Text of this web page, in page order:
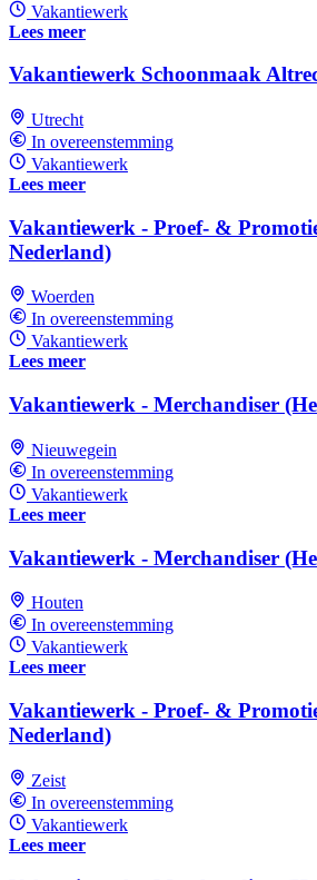
Vakantiewerk
Lees meer
Vakantiewerk Schoonmaak
Utrecht
In overeenstemming
Vakantiewerk
Lees meer
Vakantiewerk - Proef- &
Nederland)
Woerden
In overeenstemming
Vakantiewerk
Lees meer
Vakantiewerk - Merchandiser
Nieuwegein
In overeenstemming
Vakantiewerk
Lees meer
Vakantiewerk - Merchandiser
Houten
In overeenstemming
Vakantiewerk
Lees meer
Vakantiewerk - Proef- &
Nederland)
Zeist
In overeenstemming
Vakantiewerk
Lees meer